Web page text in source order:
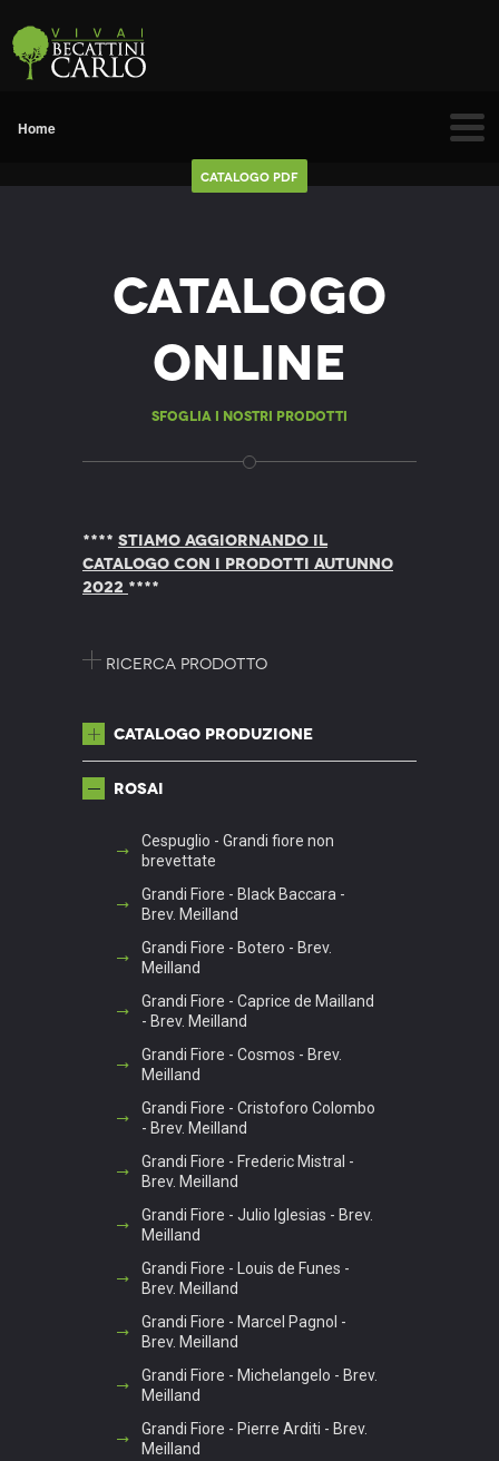
Catalogo Pdf
Catalogo
Online
Sfoglia i nostri prodotti
**** STIAMO AGGIORNANDO IL
CATALOGO CON I PRODOTTI AUTUNNO
2022 ****
Ricerca prodotto
Catalogo produzione
Rosai
Cespuglio - Grandi fiore non
brevettate
Grandi Fiore - Black Baccara -
Brev. Meilland
Grandi Fiore - Botero - Brev.
Meilland
Grandi Fiore - Caprice de Mailland
- Brev. Meilland
Grandi Fiore - Cosmos - Brev.
Meilland
Grandi Fiore - Cristoforo Colombo
- Brev. Meilland
Grandi Fiore - Frederic Mistral -
Brev. Meilland
Grandi Fiore - Julio Iglesias - Brev.
Meilland
Grandi Fiore - Louis de Funes -
Brev. Meilland
Grandi Fiore - Marcel Pagnol -
Brev. Meilland
Grandi Fiore - Michelangelo - Brev.
Meilland
Grandi Fiore - Pierre Arditi - Brev.
Meilland